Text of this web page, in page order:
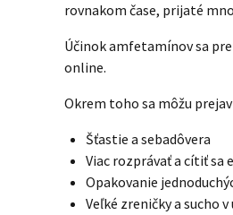
rovnakom čase, prijaté
Účinok amfetamínov sa
online.
Okrem toho sa môžu
Šťastie a sebadôvera
Viac rozprávať a cítiť sa
Opakovanie
Veľké zreničky a sucho